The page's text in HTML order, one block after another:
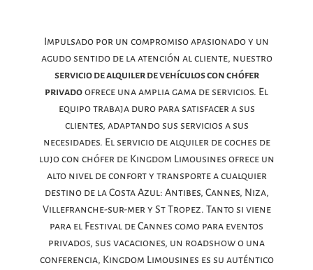
Impulsado por un compromiso apasionado y un
agudo sentido de la atención al cliente, nuestro
servicio de alquiler de vehículos con chófer
privadoofrece una amplia gama de servicios. El
equipo trabaja duro para satisfacer a sus
clientes, adaptando sus servicios a sus
necesidades. El servicio de alquiler de coches de
lujo con chófer de Kingdom Limousines ofrece un
alto nivel de confort y transporte a cualquier
destino de la Costa Azul: Antibes, Cannes, Niza,
Villefranche-sur-mer y St Tropez. Tanto si viene
para el Festival de Cannes como para eventos
privados, sus vacaciones, un roadshow o una
conferencia, Kingdom Limousines es su auténtico